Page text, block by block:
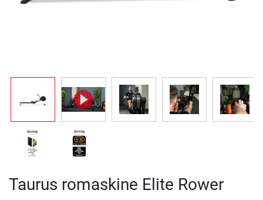
Taurus romaskine Elite Rower